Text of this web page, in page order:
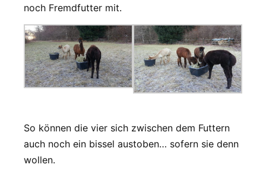
noch Fremdfutter mit.
So können die vier sich zwischen dem Futtern
auch noch ein bissel austoben… sofern sie denn
wollen.